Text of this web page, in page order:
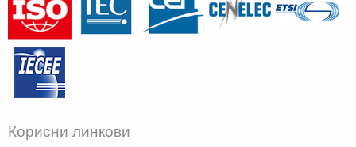
Корисни линкови